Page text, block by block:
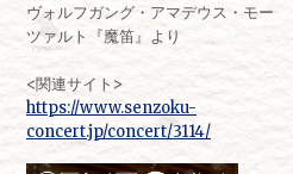
ヴォルフガング・アマデウス・モー
ツァルト『魔笛』より
<関連サイト>
https://www.senzoku-
concert.jp/concert/3114/